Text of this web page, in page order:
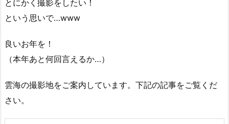
とにかく撮影をしたい！
という思いで…www
良いお年を！
（本年あと何回言えるか…）
雲海の撮影地をご案内しています。下記の記事をご覧くだ
さい。